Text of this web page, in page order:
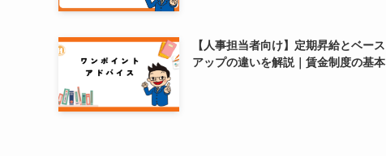
【人事担当者向け】定期昇給とベース
アップの違いを解説｜賃金制度の基本